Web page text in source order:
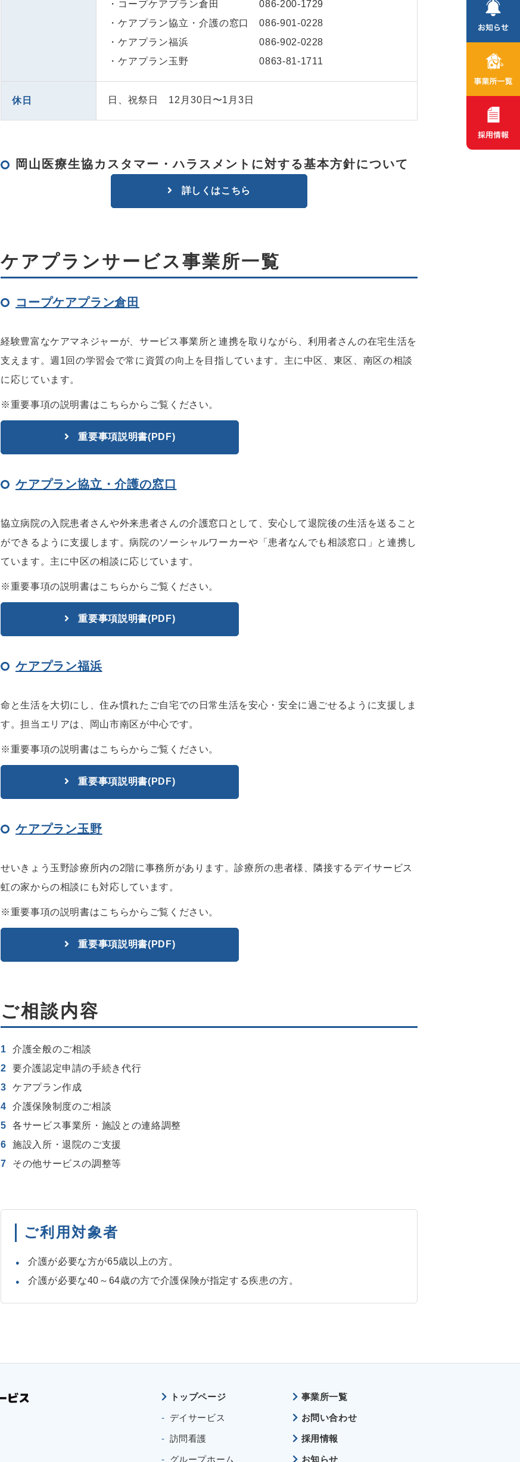
・コープケアプラン倉田086-200-1729
・ケアプラン協立・介護の窓口086-901-0228
・ケアプラン福浜086-902-0228
・ケアプラン玉野0863-81-1711
休日 日、祝祭日 12月30日〜1月3日
岡山医療生協カスタマー・ハラスメントに対する基本方針について
詳しくはこちら
ケアプランサービス事業所一覧
コープケアプラン倉田
経験豊富なケアマネジャーが、サービス事業所と連携を取りながら、利用者さんの在宅生活を
支えます。週1回の学習会で常に資質の向上を目指しています。主に中区、東区、南区の相談
に応じています。
※重要事項の説明書はこちらからご覧ください。
重要事項説明書(PDF)
ケアプラン協立・介護の窓口
協立病院の入院患者さんや外来患者さんの介護窓口として、安心して退院後の生活を送ること
ができるように支援します。病院のソーシャルワーカーや「患者なんでも相談窓口」と連携し
ています。主に中区の相談に応じています。
※重要事項の説明書はこちらからご覧ください。
重要事項説明書(PDF)
ケアプラン福浜
命と生活を大切にし、住み慣れたご自宅での日常生活を安心・安全に過ごせるように支援しま
す。担当エリアは、岡山市南区が中心です。
※重要事項の説明書はこちらからご覧ください。
重要事項説明書(PDF)
ケアプラン玉野
せいきょう玉野診療所内の2階に事務所があります。診療所の患者様、隣接するデイサービス
虹の家からの相談にも対応しています。
※重要事項の説明書はこちらからご覧ください。
重要事項説明書(PDF)
ご相談内容
介護全般のご相談
要介護認定申請の手続き代行
ケアプラン作成
介護保険制度のご相談
各サービス事業所・施設との連絡調整
施設入所・退院のご支援
その他サービスの調整等
ご利用対象者
介護が必要な方が65歳以上の方。
介護が必要な40～64歳の方で介護保険が指定する疾患の方。
トップページ
デイサービス
訪問看護
グループホーム
事業所一覧
お問い合わせ
採用情報
お知らせ